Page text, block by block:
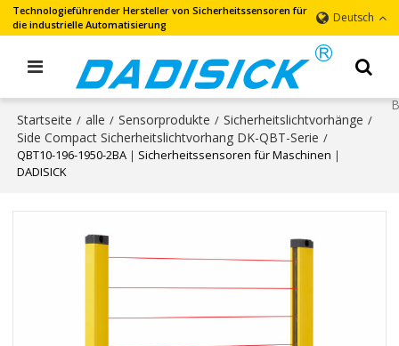
Technologieführender Hersteller von Sicherheitssensoren für
die industrielle Automatisierung
Deutsch
Startseite / alle / Sensorprodukte / Sicherheitslichtvorhänge /
Side Compact Sicherheitslichtvorhang DK-QBT-Serie /
QBT10-196-1950-2BA｜Sicherheitssensoren für Maschinen｜
DADISICK